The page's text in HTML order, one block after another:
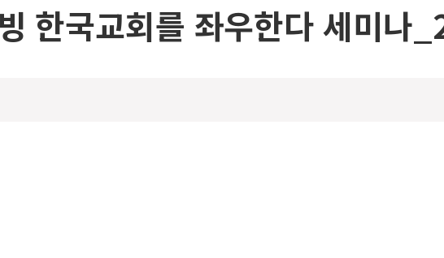
한국교회를 좌우한다 세미나